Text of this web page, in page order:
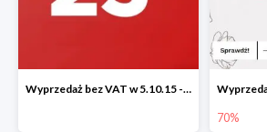
Wyprzedaż bez VAT w 5.10.15 - dodatkowe -23% rabatu
70%